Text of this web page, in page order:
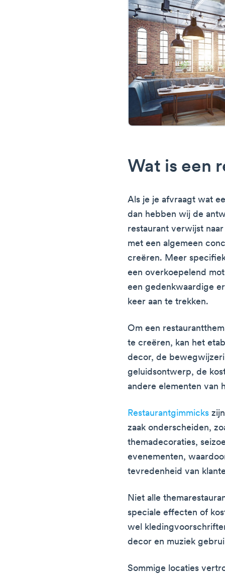
Wat is een
Als je je afvraagt wat
dan hebben wij de
restaurant verwijst
met een algemeen
creëren. Meer
een overkoepelend
een gedenkwaardige
keer aan te trekken.
Om een
te creëren, kan het
decor, de
geluidsontwerp, de
andere elementen van
Restaurantgimmicks
zaak onderscheiden,
themadecoraties,
evenementen,
tevredenheid van
Niet alle
speciale effecten of
wel
decor en muziek
Sommige locaties